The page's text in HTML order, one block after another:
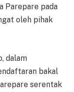
Parepare pada
oleh pihak
dalam
bakal
serentak